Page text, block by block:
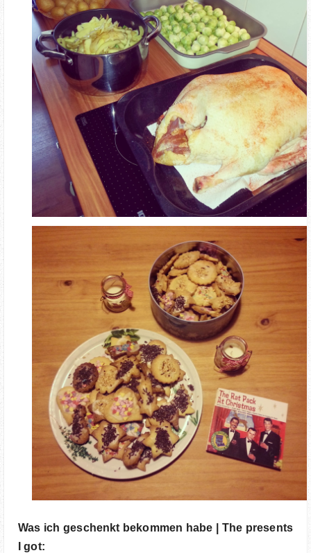
Was ich geschenkt bekommen habe | The presents
I got: